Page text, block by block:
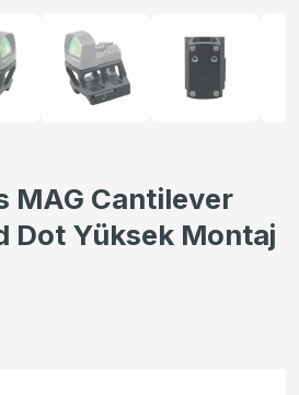
MAG Cantilever
Dot Yüksek Montaj